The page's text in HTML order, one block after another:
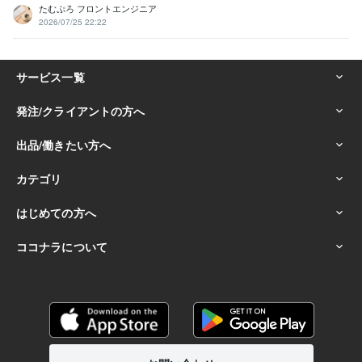
たむぷろ フロントエンジニア
2026/07/25 22:22